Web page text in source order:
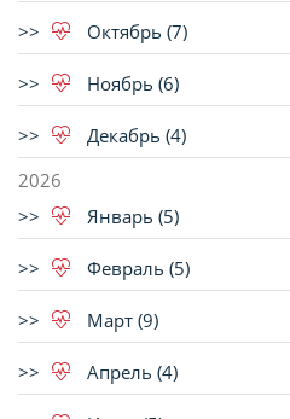
Октябрь (7)
Ноябрь (6)
Декабрь (4)
2026
Январь (5)
Февраль (5)
Март (9)
Апрель (4)